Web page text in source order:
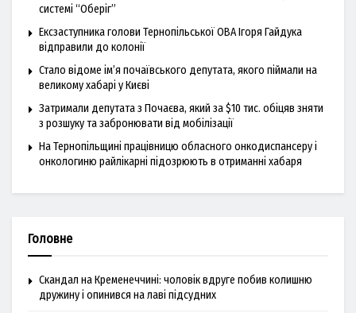
системі “Оберіг”
Ексзаступника голови Тернопільської ОВА Ігоря Гайдука
відправили до колонії
Стало відоме ім’я почаївського депутата, якого піймали на
великому хабарі у Києві
Затримали депутата з Почаєва, який за $10 тис. обіцяв зняти
з розшуку та забронювати від мобілізації
На Тернопільщині працівницю обласного онкодиспансеру і
онкологиню райлікарні підозрюють в отриманні хабаря
Головне
Скандал на Кременеччині: чоловік вдруге побив колишню
дружину і опинився на лаві підсудних